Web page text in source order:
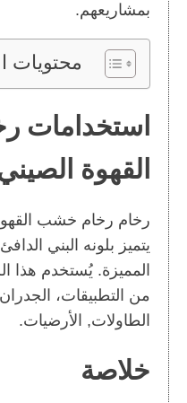
بمشاريعهم.
محتويات
استخدامات
القهوة
رخام رخام خشب
يتميز بلونه البني
المميزة. يُستخدم هذا
من التطبيقات،
الطاولات, الأرضيات.
خلاصة